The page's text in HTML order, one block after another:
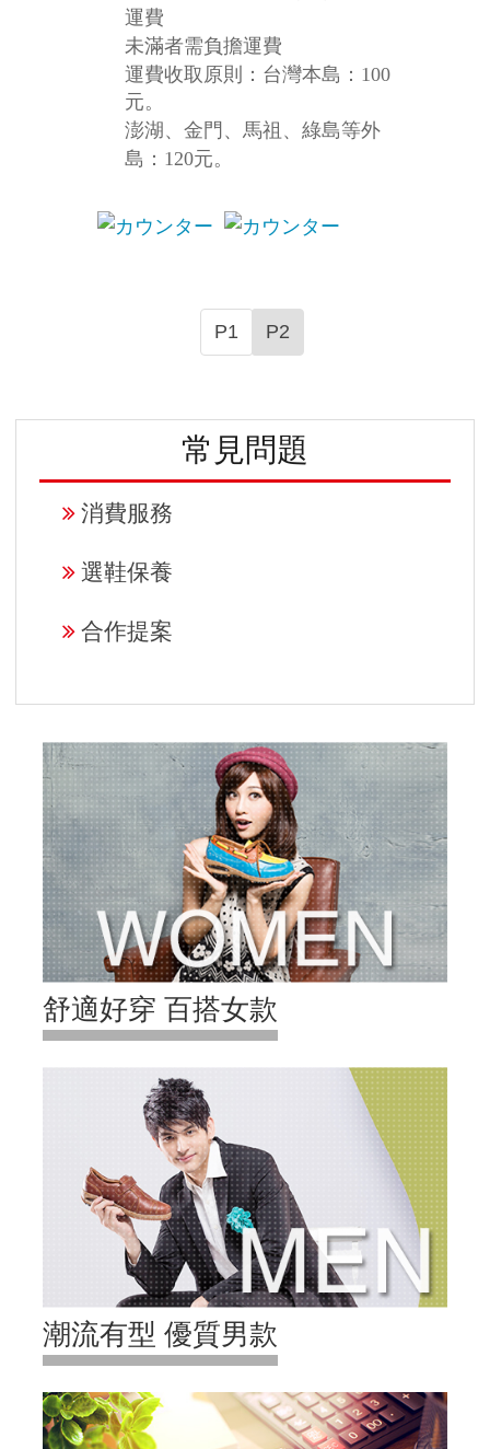
常見問題
消費服務
選鞋保養
合作提案
舒適好穿 百搭女款
潮流有型 優質男款
運費
未滿者需負擔運費
運費收取原則：台灣本島 ：100
元。
澎湖、金門、馬祖、綠島等外
島： 120元。
P1 P2